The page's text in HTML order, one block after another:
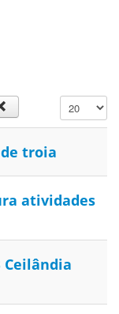
Exibir #
troia
atividades
Ceilândia